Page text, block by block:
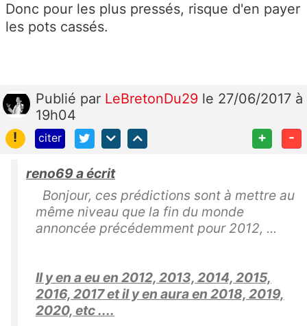
Donc pour les plus pressés, risque d'en payer
les pots cassés.
Publié par LeBretonDu29 le 27/06/2017 à
19h04
!
citer + -
reno69 a écrit
Bonjour, ces prédictions sont à mettre au
même niveau que la fin du monde
annoncée précédemment pour 2012, ...
Il y en a eu en 2012, 2013, 2014, 2015,
2016, 2017 et il y en aura en 2018, 2019,
2020, etc ....